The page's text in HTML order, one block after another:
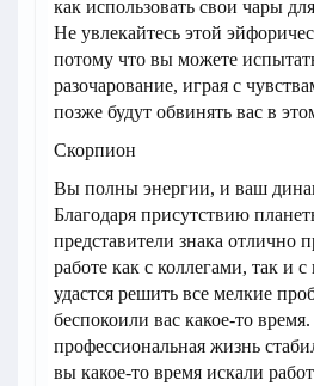
как использовать свои чары
Не увлекайтесь этой
потому что вы можете
разочарование, играя с
позже будут обвинять вас в
Скорпион
Вы полны энергии, и ваш
Благодаря присутствию
представители знака отлично
работе как с коллегами, так и
удастся решить все мелкие
беспокоили вас какое-то
профессиональная жизнь
вы какое-то время искали